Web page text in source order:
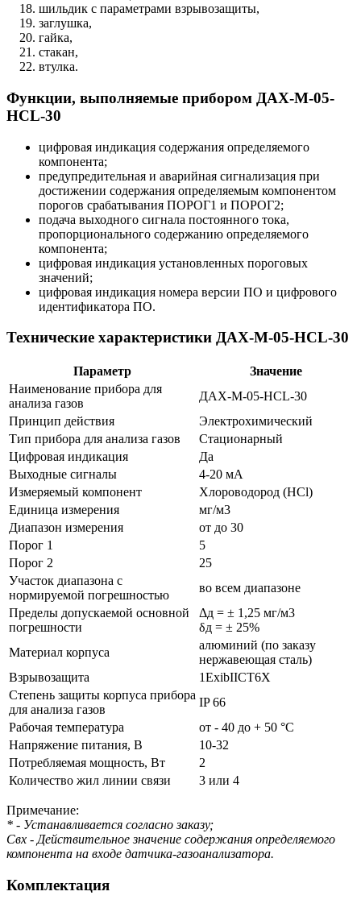
шильдик с параметрами взрывозащиты,
заглушка,
гайка,
стакан,
втулка.
Функции, выполняемые прибором ДАХ-М-05-
HCL-30
цифровая индикация содержания определяемого
компонента;
предупредительная и аварийная сигнализация при
достижении содержания определяемым компонентом
порогов срабатывания ПОРОГ1 и ПОРОГ2;
подача выходного сигнала постоянного тока,
пропорционального содержанию определяемого
компонента;
цифровая индикация установленных пороговых
значений;
цифровая индикация номера версии ПО и цифрового
идентификатора ПО.
Технические характеристики ДАХ-М-05-HCL-30
Параметр
Значение
Наименование прибора для
анализа газов
ДАХ-М-05-HCL-30
Принцип действия
Электрохимический
Тип прибора для анализа газов
Стационарный
Цифровая индикация
Да
Выходные сигналы
4-20 мА
Измеряемый компонент
Хлороводород (HCl)
Единица измерения
мг/м3
Диапазон измерения
от до 30
Порог 1
5
Порог 2
25
Участок диапазона с
нормируемой погрешностью
во всем диапазоне
Пределы допускаемой основной
погрешности
Δд = ± 1,25 мг/м3
δд = ± 25%
Материал корпуса
алюминий (по заказу
нержавеющая сталь)
Взрывозащита
1ExibIICT6X
Степень защиты корпуса прибора
для анализа газов
IP 66
Рабочая температура
от - 40 до + 50 °С
Напряжение питания, В
10-32
Потребляемая мощность, Вт
2
Количество жил линии связи
3 или 4
Примечание:
* - Устанавливается согласно заказу;
Свх - Действительное значение содержания определяемого
компонента на входе датчика-газоанализатора.
Комплектация